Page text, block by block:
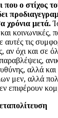
ο στίχος
χρόνια μετά.
κοινωνικές,
αυτές τις
αν όχι και σε
αλλά
μεν, αλλά
επιφέρουν